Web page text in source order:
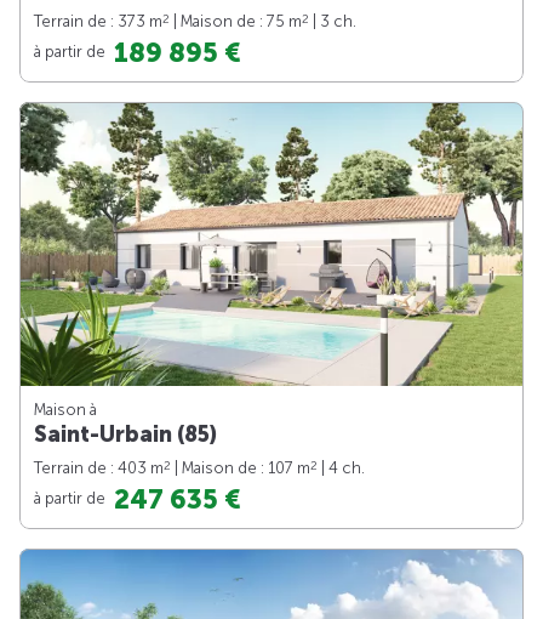
Terrain de : 373 m2 | Maison de : 75 m2
| 3 ch.
à partir de 189 895 €
Maison à
Saint-Urbain (85)
Terrain de : 403 m2 | Maison de : 107 m2
| 4 ch.
à partir de 247 635 €